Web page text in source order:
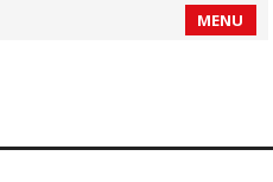
MENU